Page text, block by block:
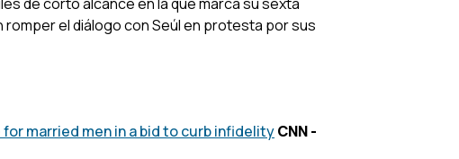
el diálogo con Seúl en protesta por sus
married men in a bid to curb infidelityCNN -